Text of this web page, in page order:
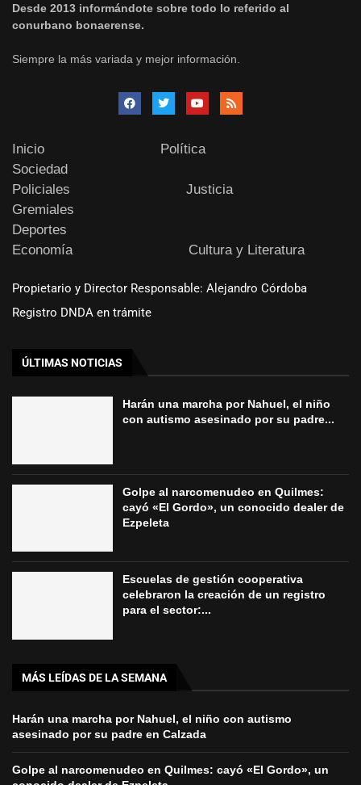
Desde 2013 informándote sobre todo lo referido al
conurbano bonaerense.
Siempre la más variada y mejor información.
Inicio
Política
Sociedad
Policiales
Justicia
Gremiales
Deportes
Economía
Cultura y Literatura
Propietario y Director Responsable: Alejandro Córdoba
Registro DNDA en trámite
ÚLTIMAS NOTICIAS
Harán una marcha por Nahuel, el niño
con autismo asesinado por su padre...
Golpe al narcomenudeo en Quilmes:
cayó «El Gordo», un conocido dealer de
Ezpeleta
Escuelas de gestión cooperativa
celebraron la creación de un registro
para el sector:...
MÁS LEÍDAS DE LA SEMANA
Harán una marcha por Nahuel, el niño con autismo
asesinado por su padre en Calzada
Golpe al narcomenudeo en Quilmes: cayó «El Gordo», un